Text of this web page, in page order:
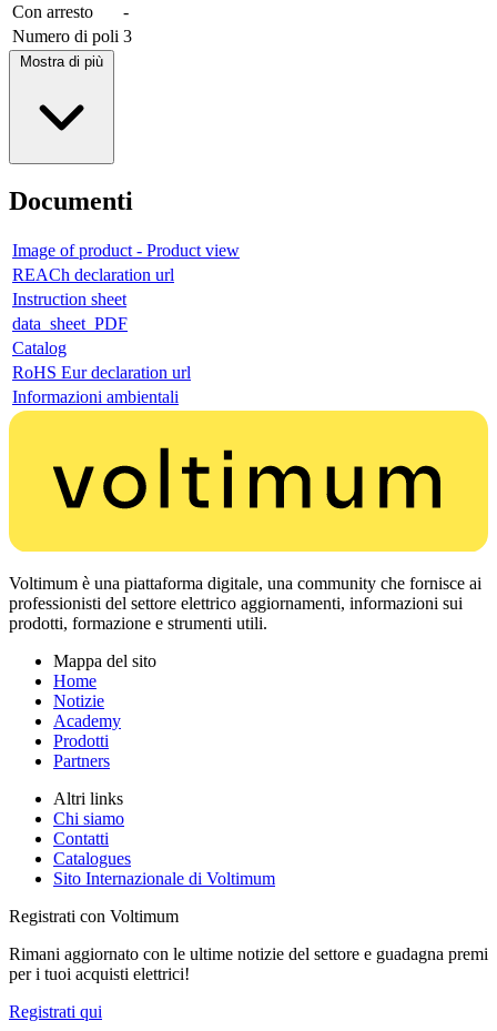
Con arresto
-
Numero di poli 3
Mostra di più
Documenti
Image of product - Product view
REACh declaration url
Instruction sheet
data_sheet_PDF
Catalog
RoHS Eur declaration url
Informazioni ambientali
Voltimum è una piattaforma digitale, una community che fornisce ai
professionisti del settore elettrico aggiornamenti, informazioni sui
prodotti, formazione e strumenti utili.
Mappa del sito
Home
Notizie
Academy
Prodotti
Partners
Altri links
Chi siamo
Contatti
Catalogues
Sito Internazionale di Voltimum
Registrati con Voltimum
Rimani aggiornato con le ultime notizie del settore e guadagna premi
per i tuoi acquisti elettrici!
Registrati qui